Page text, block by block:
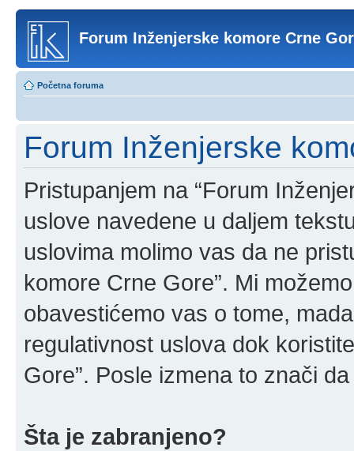
Forum Inženjerske komore Crne
Početna foruma
Forum Inženjerske
Pristupanjem na “Forum
uslove navedene u daljem
uslovima molimo vas da ne
komore Crne Gore”. Mi
obavestićemo vas o tome,
regulativnost uslova dok
Gore”. Posle izmena to znači
Šta je zabranjeno?